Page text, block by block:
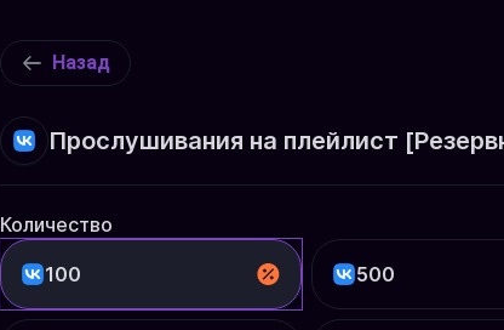
Назад
Прослушивания на плейлист
Количество
100 500